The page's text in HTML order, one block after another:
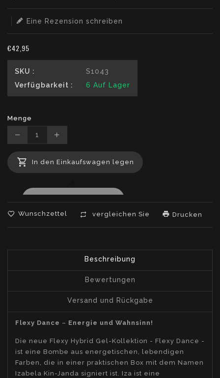
Eine Rezension schreiben
€42,95
SKU :
S1043
Verfügbarkeit :
6 Auf Lager
Menge
Translation
missing:
de.products.product.decrease
Translation
missing:
de.products.product.increase
In den Einkaufswagen legen
Wunschzettel vergleichen Sie Drucken
Beschreibung
Bewertungen
Versand und Rückgabe
Flexy Dance – Energie und Wahnsinn!
Die neue Flexy Hybrid Gel-Kollektion - Flexy Dance -
ist eine Bombe aus energetischen, lebendigen
Farben, die in einer praktischen Box mit dem Namen
Izabela Kin-Janda signiert ist. Iza ist eine